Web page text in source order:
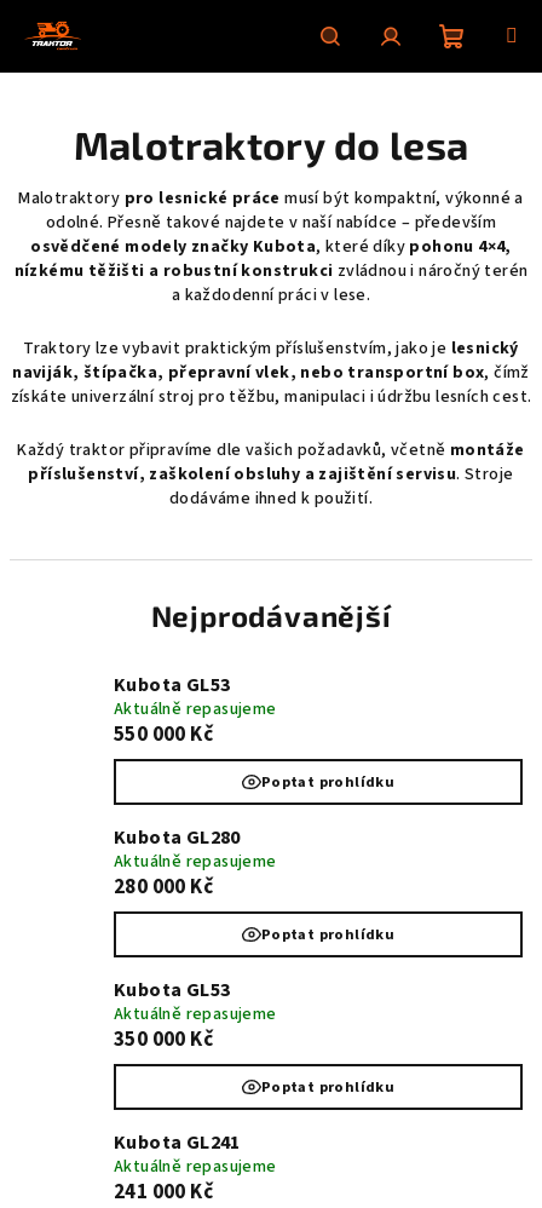
HledatPřihlášeníNákupní
košík
Malotraktory do lesa
Malotraktory pro lesnické práce musí být kompaktní, výkonné a
odolné. Přesně takové najdete v naší nabídce – především
osvědčené modely značky Kubota, které díky pohonu 4×4,
nízkému těžišti a robustní konstrukci zvládnou i náročný terén
a každodenní práci v lese.
Traktory lze vybavit praktickým příslušenstvím, jako je lesnický
naviják, štípačka, přepravnívlek, nebo transportní box, čímž
získáte univerzální stroj pro těžbu, manipulaci i údržbu lesních cest.
Každý traktor připravíme dle vašich požadavků, včetně montáže
příslušenství, zaškolení obsluhy a zajištění servisu. Stroje
dodáváme ihned k použití.
Nejprodávanější
Kubota GL53
Aktuálně repasujeme
550 000 Kč
Poptat prohlídku
Kubota GL280
Aktuálně repasujeme
280 000 Kč
Poptat prohlídku
Kubota GL53
Aktuálně repasujeme
350 000 Kč
Poptat prohlídku
Kubota GL241
Aktuálně repasujeme
241 000 Kč